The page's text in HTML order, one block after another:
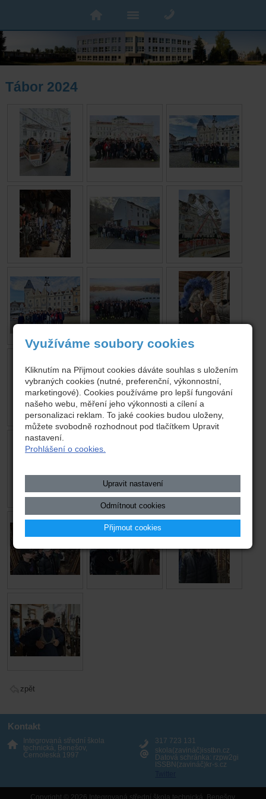
Tábor 2024
zpět
Kontakt
Integrovaná střední škola
technická, Benešov,
Černoleská 1997
317 723 131
skola(zavináč)isstbn.cz
Datová schránka: rzpw2gi
ISSBN(zavináč)kr-s.cz
Copyright © 2026 Integrovaná střední škola technická, Benešov,
Využíváme soubory cookies
Kliknutím na Přijmout cookies dáváte souhlas s uložením
vybraných cookies (nutné, preferenční, výkonnostní,
marketingové). Cookies používáme pro lepší fungování
našeho webu, měření jeho výkonnosti a cílení a
personalizaci reklam. To jaké cookies budou uloženy,
můžete svobodně rozhodnout pod tlačítkem Upravit
nastavení.
Prohlášení o cookies.
Upravit nastavení
Odmítnout cookies
Přijmout cookies